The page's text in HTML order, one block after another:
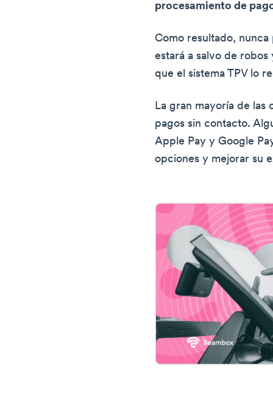
procesamiento de
Como resultado,
estará a salvo de
que el sistema TPV lo
La gran mayoría de
pagos sin contacto.
Apple Pay y Google
opciones y mejorar su